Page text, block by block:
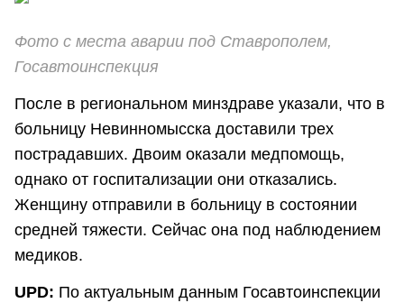
Фото с места аварии под Ставрополем,
Госавтоинспекция
После в региональном минздраве указали, что в
больницу Невинномысска доставили трех
пострадавших. Двоим оказали медпомощь,
однако от госпитализации они отказались.
Женщину отправили в больницу в состоянии
средней тяжести. Сейчас она под наблюдением
медиков.
UPD: По актуальным данным Госавтоинспекции